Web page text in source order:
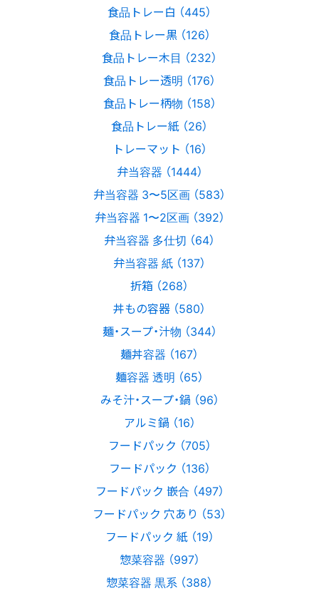
食品トレー白 （445）
食品トレー黒 （126）
食品トレー木目 （232）
食品トレー透明 （176）
食品トレー柄物 （158）
食品トレー紙 （26）
トレーマット （16）
弁当容器 （1444）
弁当容器 3〜5区画 （583）
弁当容器 1〜2区画 （392）
弁当容器 多仕切 （64）
弁当容器 紙 （137）
折箱 （268）
丼もの容器 （580）
麺・スープ・汁物 （344）
麺丼容器 （167）
麺容器 透明 （65）
みそ汁・スープ・鍋 （96）
アルミ鍋 （16）
フードパック （705）
フードパック （136）
フードパック 嵌合 （497）
フードパック 穴あり （53）
フードパック 紙 （19）
惣菜容器 （997）
惣菜容器 黒系 （388）